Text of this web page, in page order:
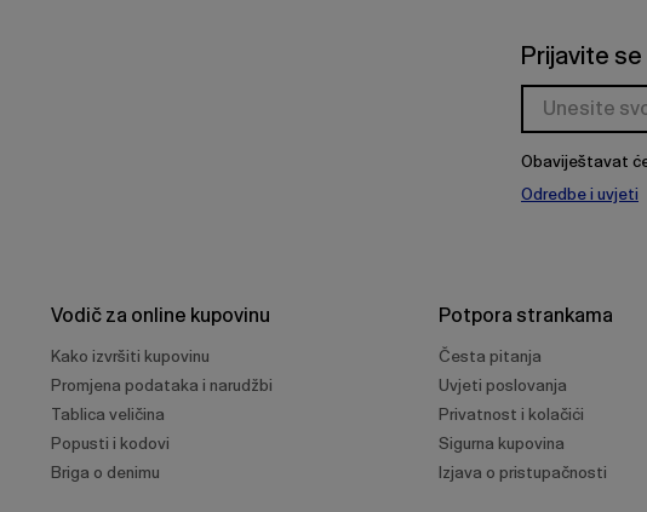
Prijavite
Obaviještavat
Odredbe i uvjeti
Vodič za online kupovinu
Kako izvršiti kupovinu
Promjena podataka i narudžbi
Tablica veličina
Popusti i kodovi
Briga o denimu
Potpora strankama
Česta pitanja
Uvjeti poslovanja
Privatnost i kolačići
Sigurna kupovina
Izjava o pristupačnosti